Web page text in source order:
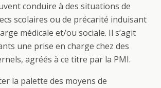
conduire à des situations de
scolaires ou de précarité induisant
médicale et/ou sociale. Il s’agit
une prise en charge chez des
agréés à ce titre par la PMI.
la palette des moyens de